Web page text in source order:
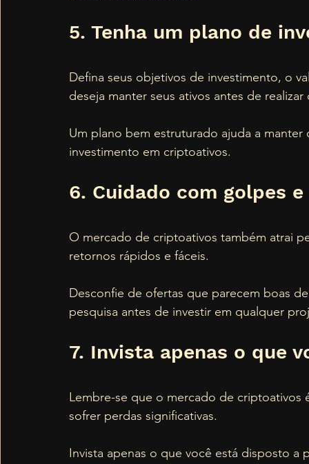
5. Tenha um plano de
Defina seus objetivos de investimento, o
deseja manter seus ativos antes de
Um plano bem estruturado ajuda a
investimento em criptoativos.
6. Cuidado com golpes
O mercado de criptoativos também atrai
retornos rápidos e fáceis.
Desconfie de ofertas que parecem boas
pesquisa antes de investir em qualquer
7. Invista apenas o que
Lembre-se que o mercado de
sofrer perdas significativas.
Invista apenas o que você está disposto